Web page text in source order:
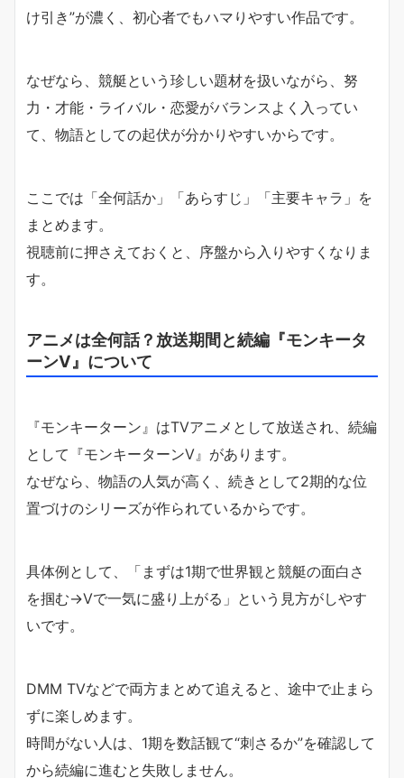
け引き”が濃く、初心者でもハマりやすい作品です。
なぜなら、競艇という珍しい題材を扱いながら、努
力・才能・ライバル・恋愛がバランスよく入ってい
て、物語としての起伏が分かりやすいからです。
ここでは「全何話か」「あらすじ」「主要キャラ」を
まとめます。
視聴前に押さえておくと、序盤から入りやすくなりま
す。
アニメは全何話？放送期間と続編『モンキータ
ーンV』について
『モンキーターン』はTVアニメとして放送され、続編
として『モンキーターンV』があります。
なぜなら、物語の人気が高く、続きとして2期的な位
置づけのシリーズが作られているからです。
具体例として、「まずは1期で世界観と競艇の面白さ
を掴む→Vで一気に盛り上がる」という見方がしやす
いです。
DMM TVなどで両方まとめて追えると、途中で止まら
ずに楽しめます。
時間がない人は、1期を数話観て“刺さるか”を確認して
から続編に進むと失敗しません。